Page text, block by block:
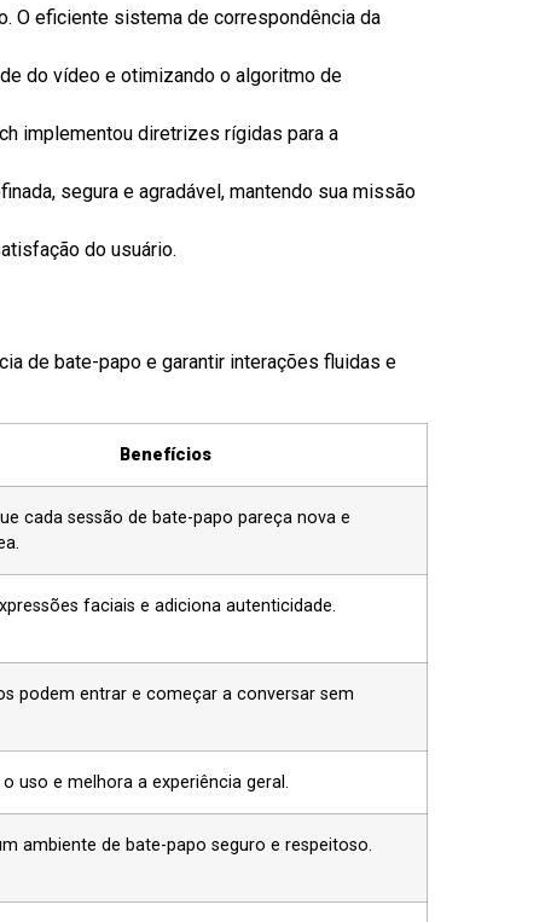
O eficiente sistema de correspondência da
do vídeo e otimizando o algoritmo de
implementou diretrizes rígidas para a
segura e agradável, mantendo sua missão
do usuário.
de bate-papo e garantir interações fluidas e
Benefícios
cada sessão de bate-papo pareça nova e
faciais e adiciona autenticidade.
podem entrar e começar a conversar sem
uso e melhora a experiência geral.
ambiente de bate-papo seguro e respeitoso.